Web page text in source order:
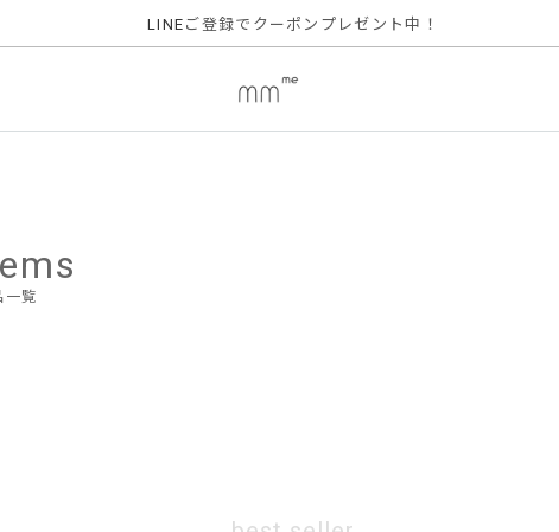
LINE ご登録でクーポンプレゼント中！
一覧